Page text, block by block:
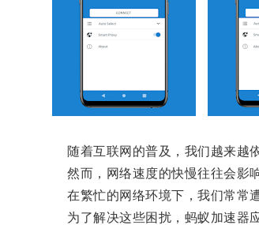
随着互联网的普及，我们越来越依
然而，网络速度的快慢往往会影响
在繁忙的网络环境下，我们常常遭
为了解决这些困扰，蚂蚁加速器应